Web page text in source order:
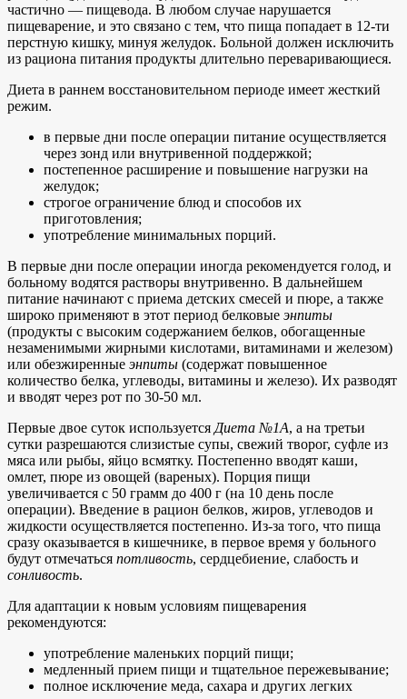
частично — пищевода. В любом случае нарушается
пищеварение, и это связано с тем, что пища попадает в 12-ти
перстную кишку, минуя желудок. Больной должен исключить
из рациона питания продукты длительно переваривающиеся.
Диета в раннем восстановительном периоде имеет жесткий
режим.
в первые дни после операции питание осуществляется
через зонд или внутривенной поддержкой;
постепенное расширение и повышение нагрузки на
желудок;
строгое ограничение блюд и способов их
приготовления;
употребление минимальных порций.
В первые дни после операции иногда рекомендуется голод, и
больному водятся растворы внутривенно. В дальнейшем
питание начинают с приема детских смесей и пюре, а также
широко применяют в этот период белковые энпиты
(продукты с высоким содержанием белков, обогащенные
незаменимыми жирными кислотами, витаминами и железом)
или обезжиренные энпиты (содержат повышенное
количество белка, углеводы, витамины и железо). Их разводят
и вводят через рот по 30-50 мл.
Первые двое суток используется Диета №1А, а на третьи
сутки разрешаются слизистые супы, свежий творог, суфле из
мяса или рыбы, яйцо всмятку. Постепенно вводят каши,
омлет, пюре из овощей (вареных). Порция пищи
увеличивается с 50 грамм до 400 г (на 10 день после
операции). Введение в рацион белков, жиров, углеводов и
жидкости осуществляется постепенно. Из-за того, что пища
сразу оказывается в кишечнике, в первое время у больного
будут отмечаться потливость, сердцебиение, слабость и
сонливость.
Для адаптации к новым условиям пищеварения
рекомендуются:
употребление маленьких порций пищи;
медленный прием пищи и тщательное пережевывание;
полное исключение меда, сахара и других легких